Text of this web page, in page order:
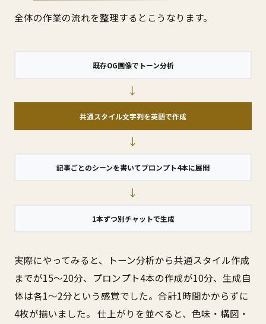
全体の作業の流れを整理するとこうなります。
既存OG画像でトーン分析
→
共通スタイル文字列を英語で作成
→
記事ごとのシーンを書いてプロンプト4本に展開
→
1本ずつ別チャットで生成
実際にやってみると、トーン分析から共通スタイル作成
までが15〜20分、プロンプト4本の作成が10分、生成自
体は各1〜2分という感覚でした。合計1時間かからずに
4枚が揃いました。 仕上がりを並べると、色味・構図・